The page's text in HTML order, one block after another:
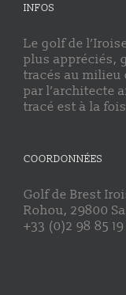
INFOS
Le golf de
plus appréciés,
tracés au milieu
par l’architecte
tracé est à la
COORDONNÉES
Golf de Brest
Rohou, 29800
+33 (0)2 98 85 19